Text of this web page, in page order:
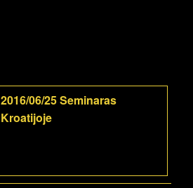
2016/06/25 Seminaras
Kroatijoje